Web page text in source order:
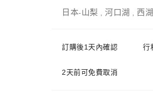
日本-山梨 河口湖 西湖
訂購後1天內確認 行
2天前可免費取消